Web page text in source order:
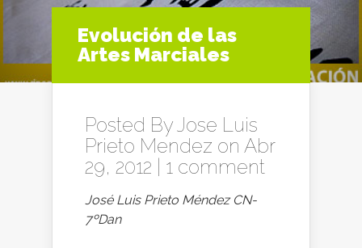
Evolución de las
Artes Marciales
Posted ByJose Luis
Prieto Mendez on Abr
29, 2012 | 1 comment
José Luis Prieto Méndez CN-
7ºDan